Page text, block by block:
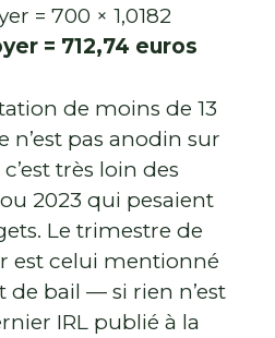
= 700 × 1,0182
= 712,74 euros
de moins de 13
n’est pas anodin sur
très loin des
2023 qui pesaient
Le trimestre de
est celui mentionné
de bail — si rien n’est
IRL publié à la